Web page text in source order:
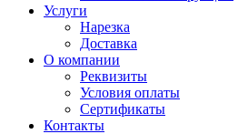
Услуги
Нарезка
Доставка
О компании
Реквизиты
Условия оплаты
Сертификаты
Контакты